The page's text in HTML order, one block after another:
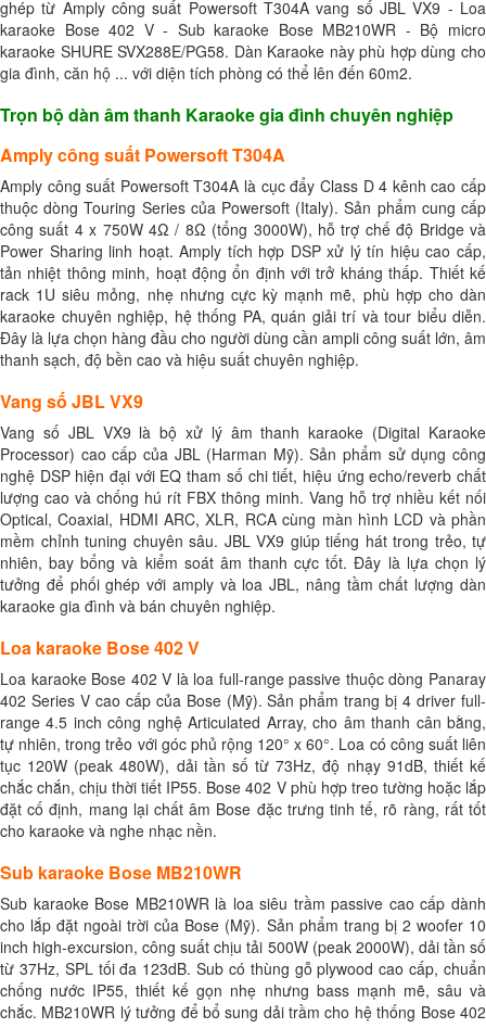
ghép từ Amply công suất Powersoft T304A vang số JBL VX9 - Loa
karaoke Bose 402 V - Sub karaoke Bose MB210WR - Bộ micro
karaoke SHURE SVX288E/PG58. Dàn Karaoke này phù hợp dùng cho
gia đình, căn hộ ... với diện tích phòng có thể lên đến 60m2.
Trọn bộ dàn âm thanh Karaoke gia đình chuyên nghiệp
Amply công suất Powersoft T304A
Amply công suất Powersoft T304A là cục đẩy Class D 4 kênh cao cấp
thuộc dòng Touring Series của Powersoft (Italy). Sản phẩm cung cấp
công suất 4 x 750W 4Ω / 8Ω (tổng 3000W), hỗ trợ chế độ Bridge và
Power Sharing linh hoạt. Amply tích hợp DSP xử lý tín hiệu cao cấp,
tản nhiệt thông minh, hoạt động ổn định với trở kháng thấp. Thiết kế
rack 1U siêu mỏng, nhẹ nhưng cực kỳ mạnh mẽ, phù hợp cho dàn
karaoke chuyên nghiệp, hệ thống PA, quán giải trí và tour biểu diễn.
Đây là lựa chọn hàng đầu cho người dùng cần ampli công suất lớn, âm
thanh sạch, độ bền cao và hiệu suất chuyên nghiệp.
Vang số JBL VX9
Vang số JBL VX9 là bộ xử lý âm thanh karaoke (Digital Karaoke
Processor) cao cấp của JBL (Harman Mỹ). Sản phẩm sử dụng công
nghệ DSP hiện đại với EQ tham số chi tiết, hiệu ứng echo/reverb chất
lượng cao và chống hú rít FBX thông minh. Vang hỗ trợ nhiều kết nối
Optical, Coaxial, HDMI ARC, XLR, RCA cùng màn hình LCD và phần
mềm chỉnh tuning chuyên sâu. JBL VX9 giúp tiếng hát trong trẻo, tự
nhiên, bay bổng và kiểm soát âm thanh cực tốt. Đây là lựa chọn lý
tưởng để phối ghép với amply và loa JBL, nâng tầm chất lượng dàn
karaoke gia đình và bán chuyên nghiệp.
Loa karaoke Bose 402 V
Loa karaoke Bose 402 V là loa full-range passive thuộc dòng Panaray
402 Series V cao cấp của Bose (Mỹ). Sản phẩm trang bị 4 driver full-
range 4.5 inch công nghệ Articulated Array, cho âm thanh cân bằng,
tự nhiên, trong trẻo với góc phủ rộng 120° x 60°. Loa có công suất liên
tục 120W (peak 480W), dải tần số từ 73Hz, độ nhạy 91dB, thiết kế
chắc chắn, chịu thời tiết IP55. Bose 402 V phù hợp treo tường hoặc lắp
đặt cố định, mang lại chất âm Bose đặc trưng tinh tế, rõ ràng, rất tốt
cho karaoke và nghe nhạc nền.
Sub karaoke Bose MB210WR
Sub karaoke Bose MB210WR là loa siêu trầm passive cao cấp dành
cho lắp đặt ngoài trời của Bose (Mỹ). Sản phẩm trang bị 2 woofer 10
inch high-excursion, công suất chịu tải 500W (peak 2000W), dải tần số
từ 37Hz, SPL tối đa 123dB. Sub có thùng gỗ plywood cao cấp, chuẩn
chống nước IP55, thiết kế gọn nhẹ nhưng bass mạnh mẽ, sâu và
chắc. MB210WR lý tưởng để bổ sung dải trầm cho hệ thống Bose 402